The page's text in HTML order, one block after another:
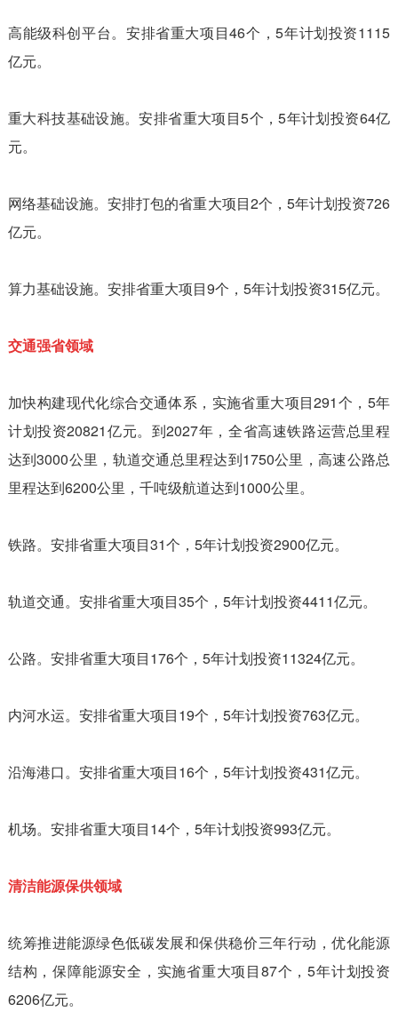
高能级科创平台。安排省重大项目46个，5年计划投资1115
亿元。
重大科技基础设施。安排省重大项目5个，5年计划投资64亿
元。
网络基础设施。安排打包的省重大项目2个，5年计划投资726
亿元。
算力基础设施。安排省重大项目9个，5年计划投资315亿元。
交通强省领域
加快构建现代化综合交通体系，实施省重大项目291个，5年
计划投资20821亿元。到2027年，全省高速铁路运营总里程
达到3000公里，轨道交通总里程达到1750公里，高速公路总
里程达到6200公里，千吨级航道达到1000公里。
铁路。安排省重大项目31个，5年计划投资2900亿元。
轨道交通。安排省重大项目35个，5年计划投资4411亿元。
公路。安排省重大项目176个，5年计划投资11324亿元。
内河水运。安排省重大项目19个，5年计划投资763亿元。
沿海港口。安排省重大项目16个，5年计划投资431亿元。
机场。安排省重大项目14个，5年计划投资993亿元。
清洁能源保供领域
统筹推进能源绿色低碳发展和保供稳价三年行动，优化能源
结构，保障能源安全，实施省重大项目87个，5年计划投资
6206亿元。